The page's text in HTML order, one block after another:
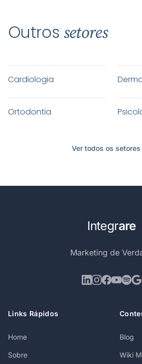
Outros setores
Cardiologia
Ortodontia
Ver todos os setores
Integrare
Marketing de
Links Rápidos
Home
Sobre
Blog
Wiki